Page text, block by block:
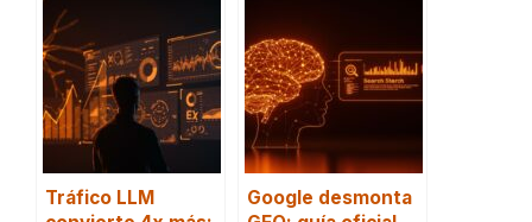
Tráfico LLM
Google desmonta